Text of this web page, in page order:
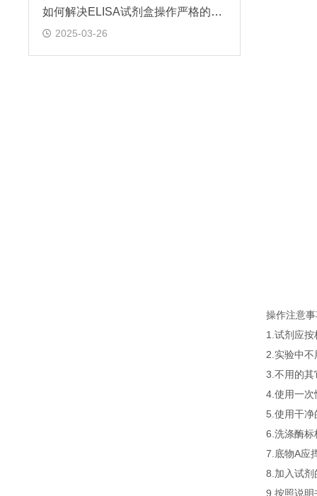
如何解决ELISA试剂盒操作严格的问题
2025-03-26
操作注意
1.试剂应
2.实验中
3.不用的其
4.使用一次
5.使用干净
6.洗涤酶标
7.底物A应
8.加入试剂
9.按照说明